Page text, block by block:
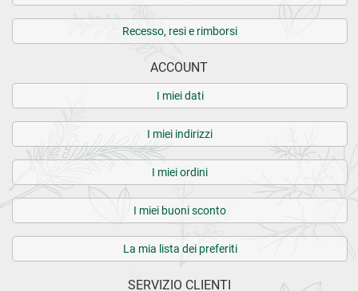
Recesso, resi e rimborsi
ACCOUNT
I miei dati
I miei indirizzi
I miei ordini
I miei buoni sconto
La mia lista dei preferiti
SERVIZIO CLIENTI